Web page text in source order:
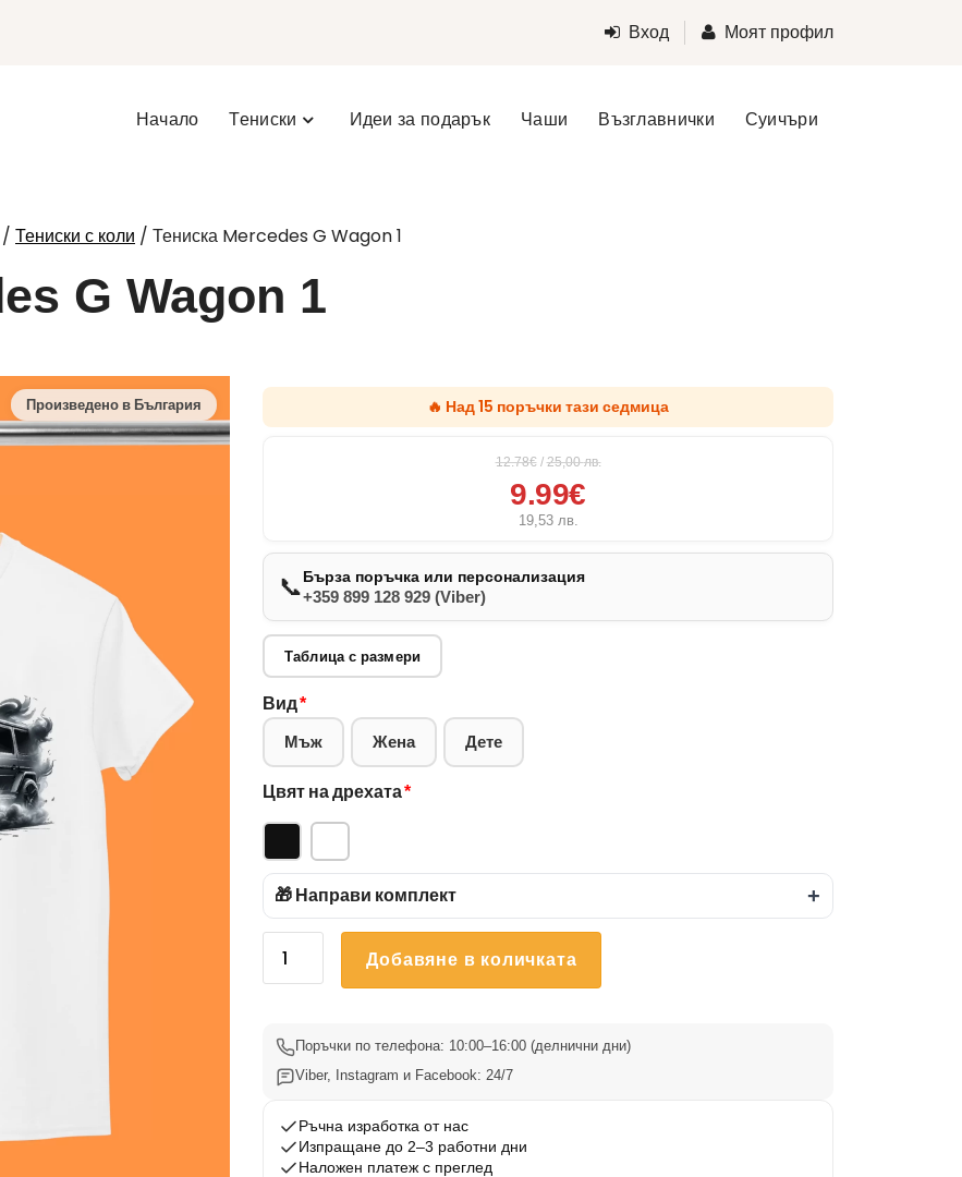
Вход Моят профил
Начало Тениски Идеи за подарък Чаши Възглавнички Суичъри
/ Тениски с коли / Тениска Mercedes G Wagon 1
G Wagon 1
🔥 Над 15 поръчки тази седмица
12.78€ / 25,00лв.
9.99€
19,53 лв.
📞Бърза поръчка или персонализация
+359 899 128 929 (Viber)
Таблица с размери
Вид*
Мъж Жена Дете
Цвят на дрехата*
🎁 Направи комплект +
количество
Wagon
Добавяне в количката
Поръчки по телефона: 10:00–16:00 (делнични дни)
Viber, Instagram и Facebook: 24/7
Ръчна изработка от нас
Изпращане до 2–3 работни дни
Наложен платеж с преглед